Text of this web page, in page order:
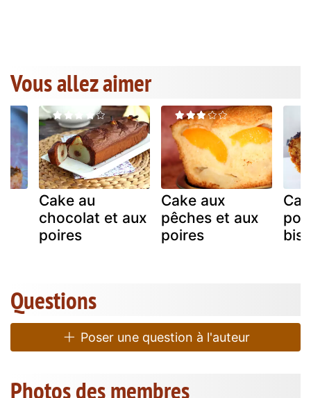
Vous allez aimer
Cake au
chocolat et aux
poires
Cake aux
pêches et aux
poires
Questions
Poser une question à l'auteur
Photos des membres